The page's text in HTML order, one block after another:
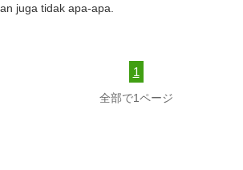
juga tidak apa-apa.
1
全部で1ページ